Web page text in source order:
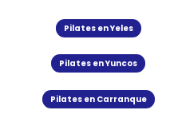
Pilates en Yeles
Pilates en Yuncos
Pilates en Carranque